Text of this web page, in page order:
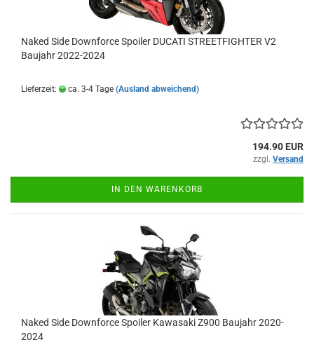
Naked Side Downforce Spoiler DUCATI STREETFIGHTER V2
Baujahr 2022-2024
Lieferzeit: ca. 3-4 Tage (Ausland abweichend)
194.90 EUR
zzgl. Versand
IN DEN WARENKORB
Naked Side Downforce Spoiler Kawasaki Z900 Baujahr 2020-
2024